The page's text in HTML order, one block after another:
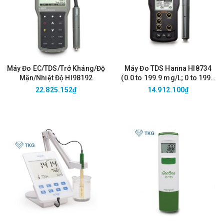
Máy Đo EC/TDS/Trở Kháng/Độ
Mặn/Nhiệt Độ HI98192
22.825.152₫
Máy Đo TDS Hanna HI8734
(0.0 to 199.9 mg/L; 0 to 1999
mg/L, 0.00 to 19.99 g/L)
14.912.100₫